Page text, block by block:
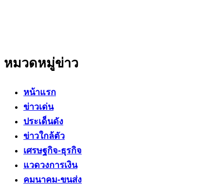
หมวดหมู่ข่าว
หน้าแรก
ข่าวเด่น
ประเด็นดัง
ข่าวใกล้ตัว
เศรษฐกิจ-ธุรกิจ
แวดวงการเงิน
คมนาคม-ขนส่ง